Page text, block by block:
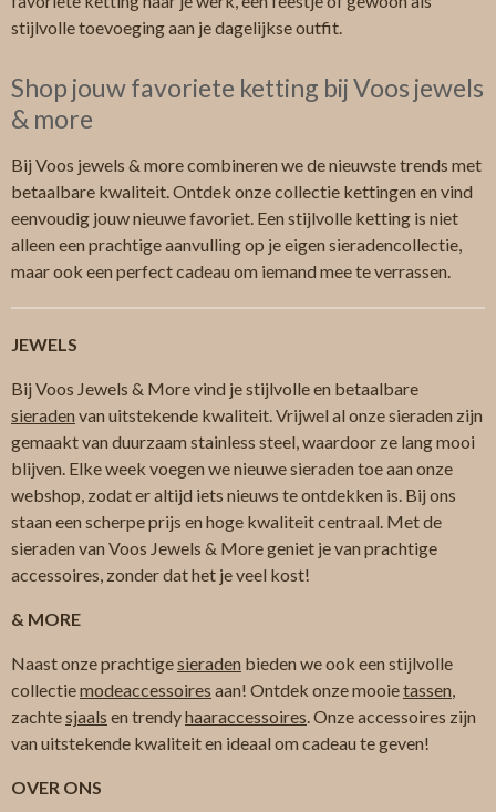
stijlvolle toevoeging aan je dagelijkse outfit.
Shop jouw favoriete ketting bij Voos jewels
& more
Bij Voos jewels & more combineren we de nieuwste trends met
betaalbare kwaliteit. Ontdek onze collectie kettingen en vind
eenvoudig jouw nieuwe favoriet. Een stijlvolle ketting is niet
alleen een prachtige aanvulling op je eigen sieradencollectie,
maar ook een perfect cadeau om iemand mee te verrassen.
JEWELS
Bij Voos Jewels & More vind je stijlvolle en betaalbare
sieraden van uitstekende kwaliteit. Vrijwel al onze sieraden zijn
gemaakt van duurzaam stainless steel, waardoor ze lang mooi
blijven. Elke week voegen we nieuwe sieraden toe aan onze
webshop, zodat er altijd iets nieuws te ontdekken is. Bij ons
staan een scherpe prijs en hoge kwaliteit centraal. Met de
sieraden van Voos Jewels & More geniet je van prachtige
accessoires, zonder dat het je veel kost!
& MORE
Naast onze prachtigesieraden bieden we ook een stijlvolle
collectiemodeaccessoires aan! Ontdek onze mooietassen,
zachtesjaals en trendyhaaraccessoires. Onze accessoires zijn
van uitstekende kwaliteit en ideaal om cadeau te geven!
OVER ONS